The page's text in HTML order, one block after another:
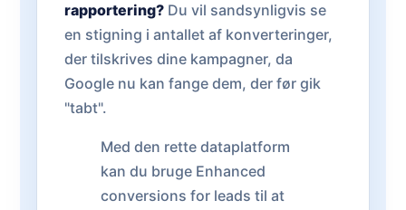
rapportering? Du vil sandsynligvis se
en stigning i antallet af konverteringer,
der tilskrives dine kampagner, da
Google nu kan fange dem, der før gik
"tabt".
Med den rette dataplatform
kan du bruge Enhanced
conversions for leads til at